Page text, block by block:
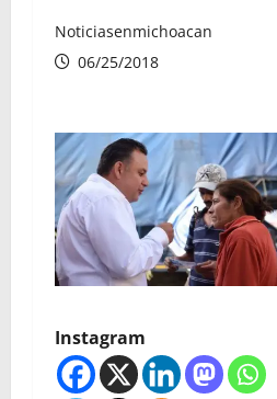
Noticiasenmichoacan
06/25/2018
Instagram